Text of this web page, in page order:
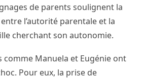
de parents soulignent la
l’autorité parentale et la
cherchant son autonomie.
comme Manuela et Eugénie ont
Pour eux, la prise de